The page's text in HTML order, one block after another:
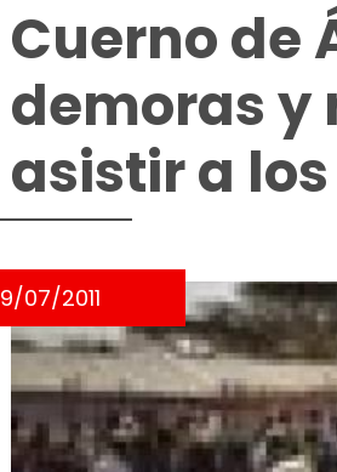
Cuerno de
demoras y
asistir a
07/2011